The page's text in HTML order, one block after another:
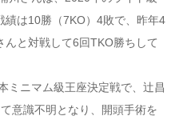
績は10勝（7KO）4敗で、昨年4
んと対戦して6回TKO勝ちして
ニマム級王座決定戦で、辻昌
意識不明となり、開頭手術を